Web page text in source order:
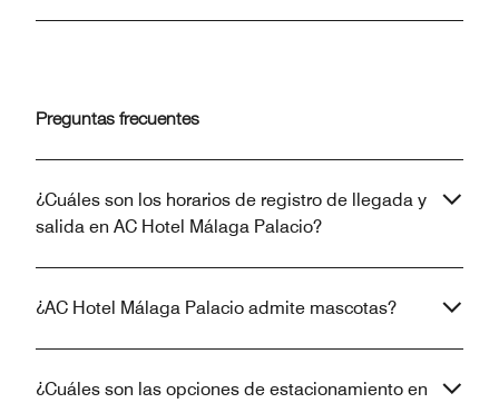
Preguntas frecuentes
¿Cuáles son los horarios de registro de llegada y
salida en AC Hotel Málaga Palacio?
¿AC Hotel Málaga Palacio admite mascotas?
¿Cuáles son las opciones de estacionamiento en